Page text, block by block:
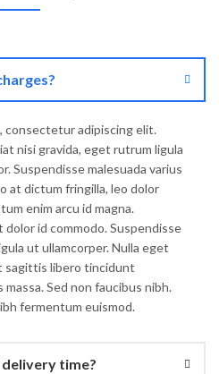
consectetur adipiscing elit.
nisi gravida, eget rutrum ligula
Suspendisse malesuada varius
at dictum fringilla, leo dolor
enim arcu id magna.
id commodo. Suspendisse
ut ullamcorper. Nulla eget
sagittis libero tincidunt
Sed non faucibus nibh.
fermentum euismod.
time?